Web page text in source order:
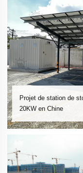
Projet de station de
20KW en Chine